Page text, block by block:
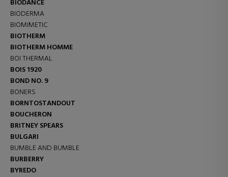
BIODANCE
BIODERMA
BIOMIMETIC
BIOTHERM
BIOTHERM HOMME
BOI THERMAL
BOIS 1920
BOND NO. 9
BONERS
BORNTOSTANDOUT
BOUCHERON
BRITNEY SPEARS
BULGARI
BUMBLE AND BUMBLE
BURBERRY
BYREDO